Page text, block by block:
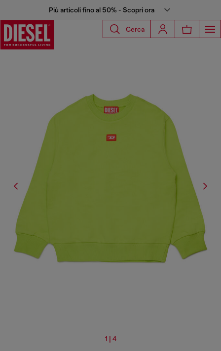
Più articoli fino al 50% - Scopri ora
Cerca
1 | 4